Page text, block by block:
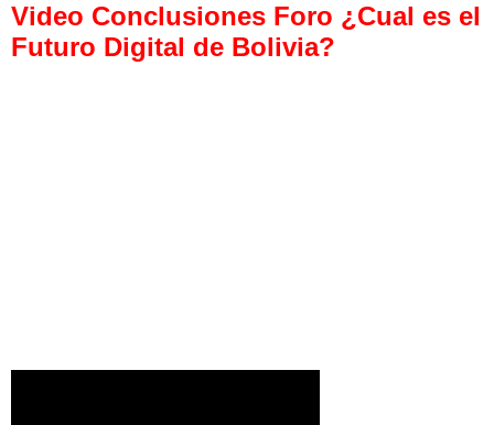
Video Conclusiones Foro ¿Cual es el
Futuro Digital de Bolivia?